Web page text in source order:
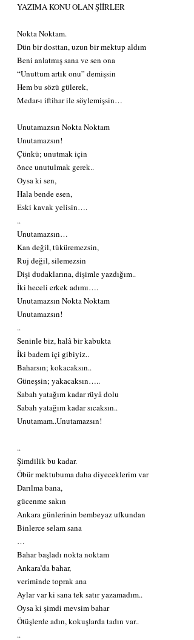
YAZIMA KONU OLAN ŞİİRLER
Nokta Noktam.
Dün bir dosttan, uzun bir mektup aldım
Beni anlatmış sana ve sen ona
“Unuttum artık onu” demişsin
Hem bu sözü gülerek,
Medar-ı iftihar ile söylemişsin…
Unutamazsın Nokta Noktam
Unutamazsın!
Çünkü; unutmak için
önce unutulmak gerek..
Oysa ki sen,
Hala bende esen,
Eski kavak yelisin….
..
Unutamazsın…
Kan değil, tüküremezsin,
Ruj değil, silemezsin
Dişi dudaklarına, dişimle yazdığım..
İki heceli erkek adımı….
Unutamazsın Nokta Noktam
Unutamazsın!
..
Seninle biz, halâ bir kabukta
İki badem içi gibiyiz..
Baharsın; kokacaksın..
Güneşsin; yakacaksın…..
Sabah yatağım kadar rüyâ dolu
Sabah yatağım kadar sıcaksın..
Unutamam..Unutamazsın!
..
Şimdilik bu kadar.
Öbür mektubuma daha diyeceklerim var
Darılma bana,
gücenme sakın
Ankara günlerinin bembeyaz ufkundan
Binlerce selam sana
…
Bahar başladı nokta noktam
Ankara’da bahar,
veriminde toprak ana
Aylar var ki sana tek satır yazamadım..
Oysa ki şimdi mevsim bahar
Ötüşlerde adın, kokuşlarda tadın var..
..